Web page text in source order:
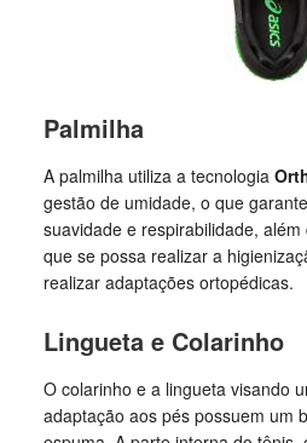
Palmilha
A palmilha utiliza a tecnologia
gestão de umidade, o que
suavidade e respirabilidade,
que se possa realizar a
realizar adaptações ortopédicas.
Lingueta e Colarinho
O colarinho e a lingueta visando
adaptação aos pés possuem um